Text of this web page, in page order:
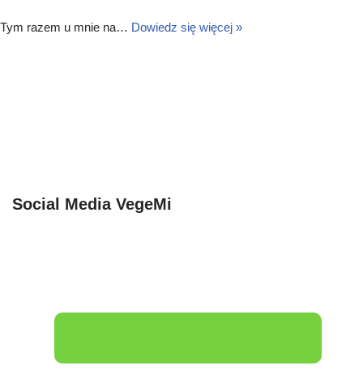
Tym razem u mnie na… Dowiedz się więcej »
Social Media VegeMi